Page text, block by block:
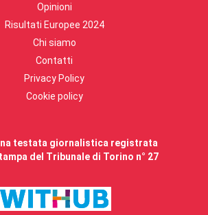
Opinioni
Risultati Europee 2024
Chi siamo
Contatti
Privacy Policy
Cookie policy
testata giornalistica registrata
del Tribunale di Torino n° 27